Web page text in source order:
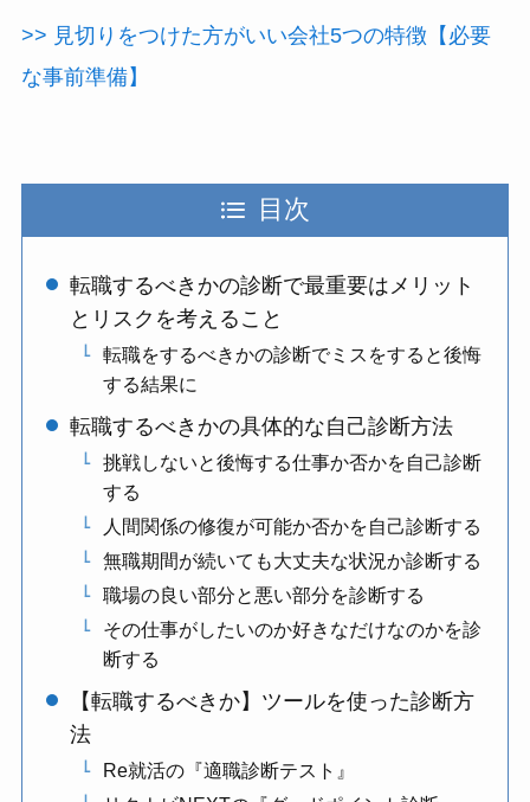
>> 見切りをつけた方がいい会社5つの特徴【必要
な事前準備】
目次
転職するべきかの診断で最重要はメリット
とリスクを考えること
転職をするべきかの診断でミスをすると後悔
する結果に
転職するべきかの具体的な自己診断方法
挑戦しないと後悔する仕事か否かを自己診断
する
人間関係の修復が可能か否かを自己診断する
無職期間が続いても大丈夫な状況か診断する
職場の良い部分と悪い部分を診断する
その仕事がしたいのか好きなだけなのかを診
断する
【転職するべきか】ツールを使った診断方
法
Re就活の『適職診断テスト』